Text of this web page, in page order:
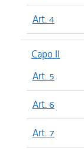
Art. 4
Capo II
Art. 5
Art. 6
Art. 7